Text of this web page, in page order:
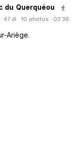
du Querquéou
47 dl · 10 photos · 03:36
Ariège.